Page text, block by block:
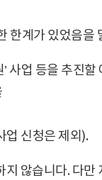
한계가 있었음을
사업 등을 추진
업 신청은 제외).
않습니다. 다만